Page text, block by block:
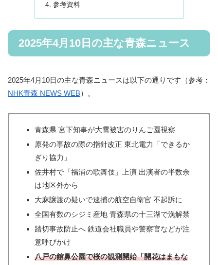
参考資料
2025年4月10日の主な青森ニュース
2025年4月10日の主な青森ニュースは以下の通りです（参考：
NHK青森 NEWS WEB）。
青森県 宮下知事が大雪被害のりんご園視察
原発の事故の際の指針改正 東北電力「できるか
ぎり協力」
佐井村で「福浦の歌舞伎」上演 出演者の半数余
は地区外から
大麻譲渡の疑いで逮捕の航空自衛官 不起訴に
全国有数のシジミ産地 青森県の十三湖で漁解禁
踏切事故防止へ 鉄道会社職員や警察官などが注
意呼びかけ
八戸の館鼻公園で桜の観測開始「開花はまもな